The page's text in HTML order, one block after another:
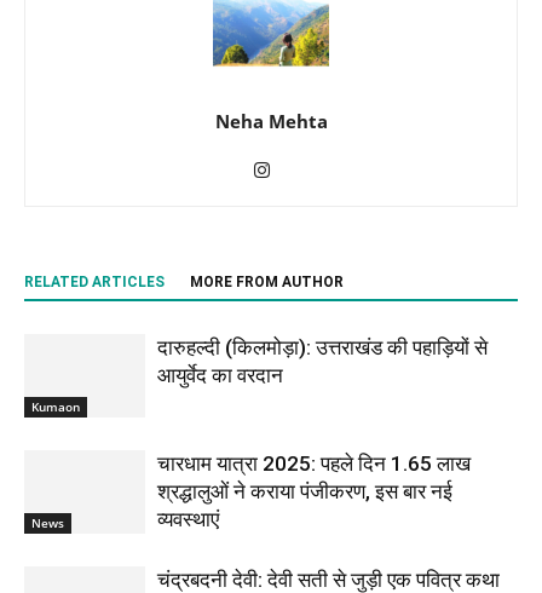
Neha Mehta
RELATED ARTICLES MORE FROM AUTHOR
Kumaon
दारुहल्दी (किलमोड़ा): उत्तराखंड की पहाड़ियों से
आयुर्वेद का वरदान
News
चारधाम यात्रा 2025: पहले दिन 1.65 लाख
श्रद्धालुओं ने कराया पंजीकरण, इस बार नई
व्यवस्थाएं
चंद्रबदनी देवी: देवी सती से जुड़ी एक पवित्र कथा